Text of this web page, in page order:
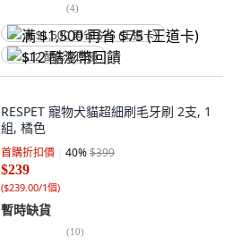
(4)
满 $1,500 再省 $75 (王道卡)
$12 酷澎幣回饋
RESPET 寵物犬貓超細刷毛牙刷 2支, 1
組, 橘色
首購折扣價 40%$399
$239
($239.00/1個)
暫時缺貨
(10)